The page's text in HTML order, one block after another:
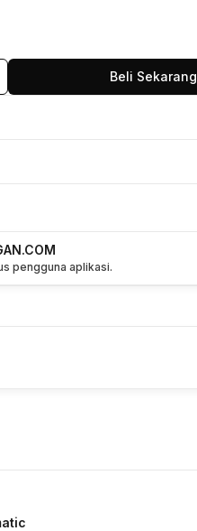
Beli Sekarang
pengguna aplikasi.